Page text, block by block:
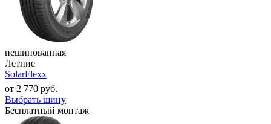
нешипованная
Летние
SolarFlexx
от 2 770 руб.
Выбрать шину
Бесплатный монтаж